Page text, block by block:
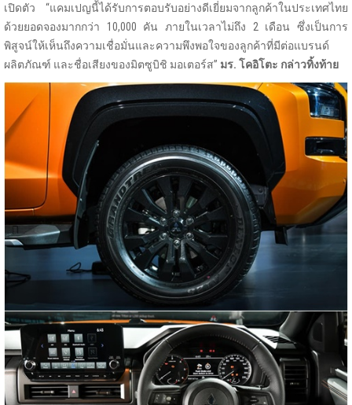
เปิดตัว “แคมเปญนี้ได้รับการตอบรับอย่างดีเยี่ยมจากลูกค้าในประเทศไทย
ด้วยยอดจองมากกว่า 10,000 คัน ภายในเวลาไม่ถึง 2 เดือน ซึ่งเป็นการ
พิสูจน์ให้เห็นถึงความเชื่อมั่นและความพึงพอใจของลูกค้าที่มีต่อแบรนด์
ผลิตภัณฑ์ และชื่อเสียงของมิตซูบิชิ มอเตอร์ส” มร. โคอิโตะ กล่าวทิ้งท้าย